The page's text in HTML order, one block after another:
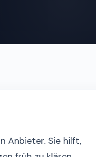
Anbieter. Sie hilft,